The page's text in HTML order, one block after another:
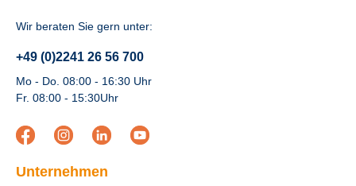
Wir beraten Sie gern unter:
+49 (0)2241 26 56 700
Mo - Do. 08:00 - 16:30 Uhr
Fr. 08:00 - 15:30Uhr
Unternehmen